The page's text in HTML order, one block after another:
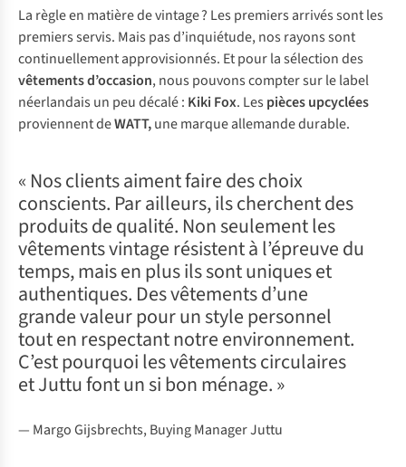
La règle en matière de vintage ? Les premiers arrivés sont les
premiers servis. Mais pas d’inquiétude, nos rayons sont
continuellement approvisionnés. Et pour la sélection des
vêtements d’occasion, nous pouvons compter sur le label
néerlandais un peu décalé : Kiki Fox. Les pièces upcyclées
proviennent deWATT,une marque allemande durable.
« Nos clients aiment faire des choix
conscients. Par ailleurs, ils cherchent des
produits de qualité. Non seulement les
vêtements vintage résistent à l’épreuve du
temps, mais en plus ils sont uniques et
authentiques. Des vêtements d’une
grande valeur pour un style personnel
tout en respectant notre environnement.
C’est pourquoi les vêtements circulaires
et Juttu font un si bon ménage. »
— Margo Gijsbrechts, Buying Manager Juttu